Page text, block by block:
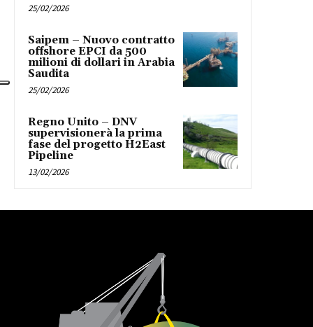
25/02/2026
Saipem – Nuovo contratto
offshore EPCI da 500
milioni di dollari in Arabia
Saudita
25/02/2026
Regno Unito – DNV
supervisionerà la prima
fase del progetto H2East
Pipeline
13/02/2026